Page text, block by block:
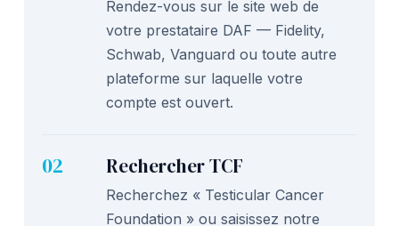
Rendez-vous sur le site web de
votre prestataire DAF — Fidelity,
Schwab, Vanguard ou toute autre
plateforme sur laquelle votre
compte est ouvert.
02 Rechercher TCF
Recherchez « Testicular Cancer
Foundation » ou saisissez notre